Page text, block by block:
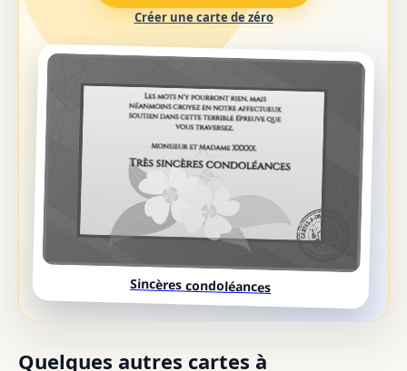
Créer une carte de zéro
Sincères condoléances
Quelques autres cartes à